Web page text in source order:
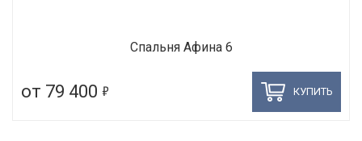
Спальня Афина 6
от 79 400 5 КУПИТЬ